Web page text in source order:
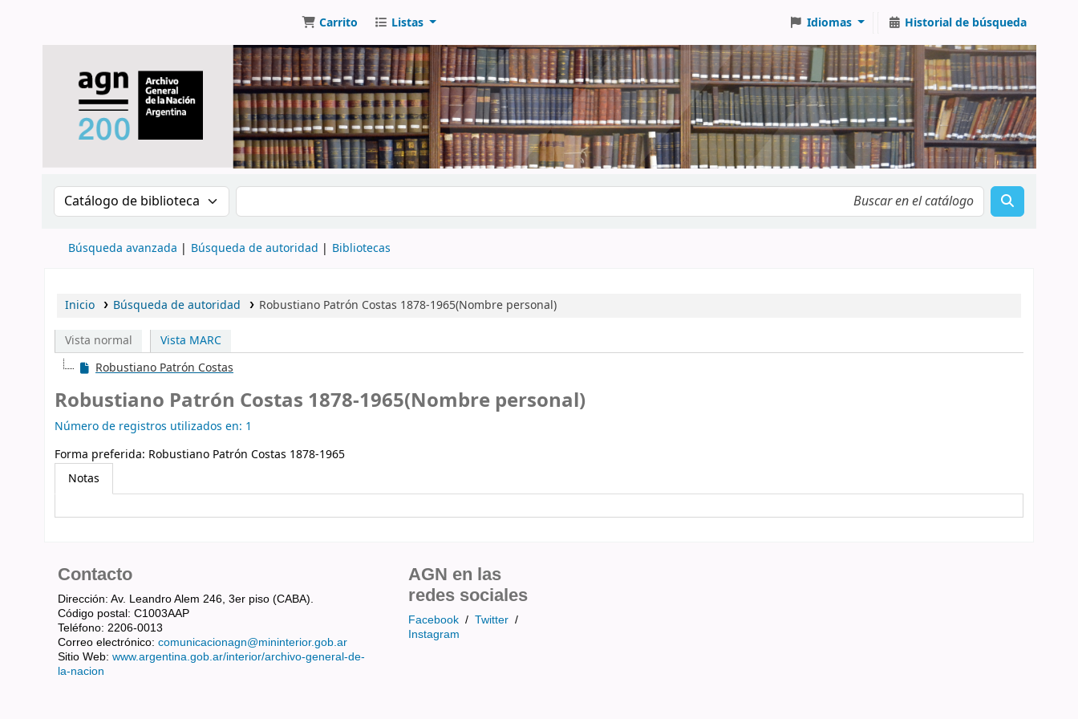
Carrito Listas Idiomas Historial de búsqueda
Buscar en el catálogo por: Buscar en el catálogo
Búsqueda avanzada Búsqueda de autoridad Bibliotecas
Inicio Búsqueda de autoridad Robustiano Patrón Costas 1878-1965(Nombre personal)
Vista normal
Vista MARC
Robustiano Patrón Costas
Robustiano Patrón Costas 1878-1965(Nombre personal)
Número de registros utilizados en: 1
Forma preferida: Robustiano Patrón Costas 1878-1965
Notas
Contacto
Dirección: Av. Leandro Alem 246, 3er piso (CABA).
Código postal: C1003AAP
Teléfono: 2206-0013
Correo electrónico: comunicacionagn@mininterior.gob.ar
Sitio Web: www.argentina.gob.ar/interior/archivo-general-de-
la-nacion
AGN en las
redes sociales
Facebook / Twitter /
Instagram